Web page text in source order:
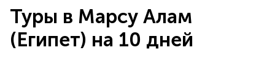
Туры в Марсу Алам
(Египет) на 10 дней